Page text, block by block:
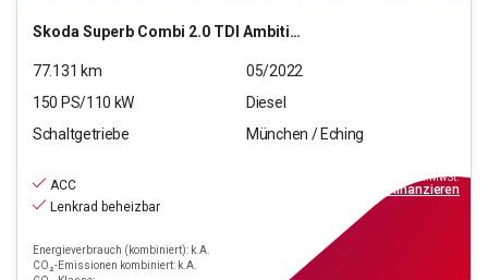
Skoda Superb Combi 2.0 TDI Ambition
77.131 km
05/2022
150 PS/110 kW
Diesel
Schaltgetriebe
München / Eching
ACC
Lenkrad beheizbar
Energieverbrauch (kombiniert): k.A.
CO₂-Emissionen kombiniert: k.A.
inkl.MwSt.
finanzieren